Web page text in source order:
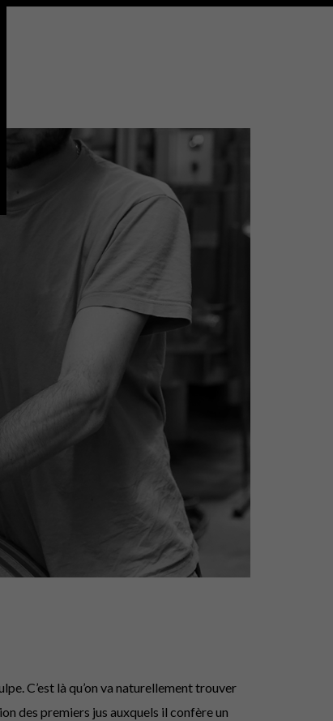
C’est là qu’on va naturellement trouver
des premiers jus auxquels il confère un